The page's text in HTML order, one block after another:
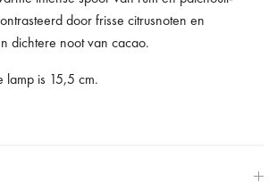
door frisse citrusnoten en
dichtere noot van cacao.
lamp is 15,5 cm.